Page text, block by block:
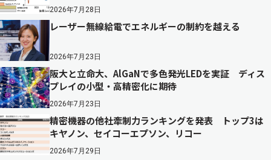
2026年7月28日
レーザー無線給電でエネルギーの制約を越える
2026年7月23日
阪大と立命大、AlGaNで多色発光LEDを実証 ディス
プレイの小型・高精密化に期待
2026年7月23日
精密機器の他社牽制力ランキングを発表 トップ3は
キヤノン、セイコーエプソン、リコー
2026年7月29日